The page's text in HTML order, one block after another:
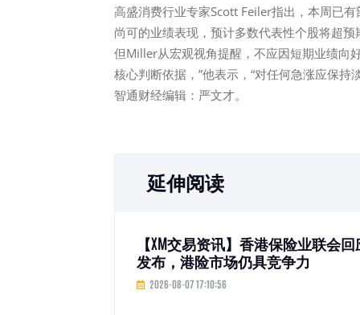
高盛消费行业专家Scott Feiler指出，本周已有
尚可的业绩表现，预计多数代表性个股将超
但Miller从宏观视角提醒，不应因短期业绩向
核心判断依据，”他表示，“对任何急涨应保持
智通财经编辑：严文才。
延伸阅读
【XM交易资讯】香港保险业联会
发布，港险市场仍具竞争力
2026-08-07 17:10:56